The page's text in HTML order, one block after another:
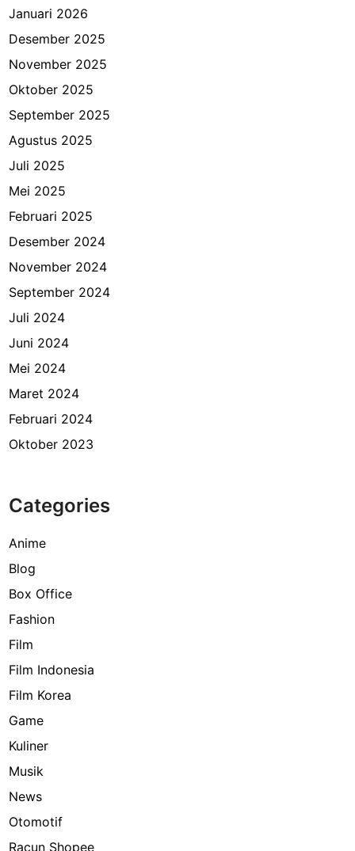
Januari 2026
Desember 2025
November 2025
Oktober 2025
September 2025
Agustus 2025
Juli 2025
Mei 2025
Februari 2025
Desember 2024
November 2024
September 2024
Juli 2024
Juni 2024
Mei 2024
Maret 2024
Februari 2024
Oktober 2023
Categories
Anime
Blog
Box Office
Fashion
Film
Film Indonesia
Film Korea
Game
Kuliner
Musik
News
Otomotif
Racun Shopee